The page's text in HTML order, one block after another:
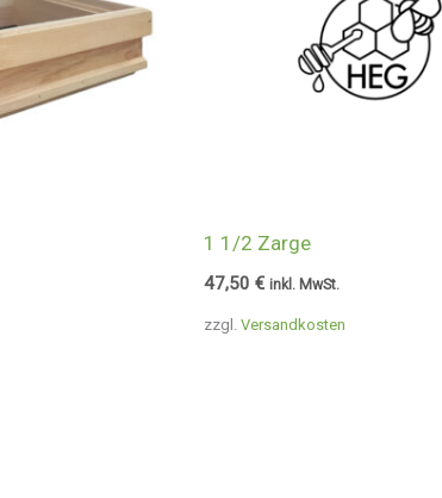
zzgl. Versandkosten
1 1/2 Zarge
47,50 € inkl. MwSt.